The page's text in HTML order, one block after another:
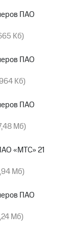
ПАО
Кб)
ПАО
Кб)
ПАО
Мб)
«МТС» 21
Мб)
ПАО
Мб)